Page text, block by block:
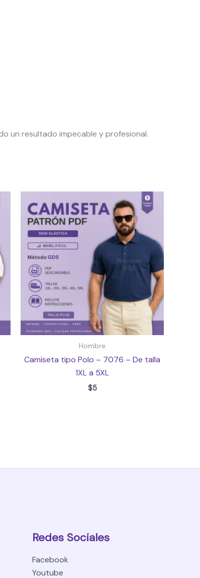
un resultado impecable y profesional.
Hombre
Camiseta tipo Polo – 7076 – De talla
1XL a 5XL
$5
Redes Sociales
Facebook
Youtube